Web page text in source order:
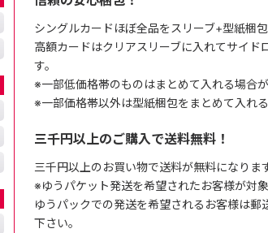
シングルカードほぼ全品をスリーブ+型紙梱包
高額カードはクリアスリーブに入れてサイド
す。
※一部低価格帯のものはまとめて入れる場合が
※一部価格帯以外は型紙梱包をまとめて入れる
三千円以上のご購入で送料無料！
三千円以上のお買い物で送料が無料になります
※ゆうパケット発送を希望されたお客様が対象
ゆうパックでの発送を希望されるお客様は郵
下さい。